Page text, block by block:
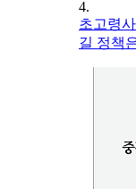
4.
초고령
길 정책